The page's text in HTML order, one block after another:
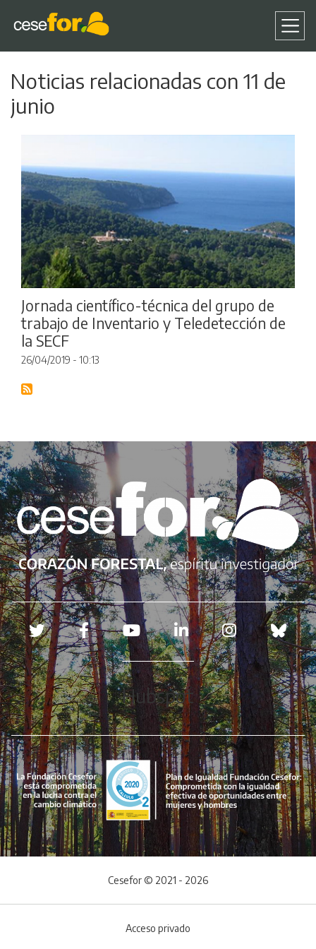
al
Noticias relacionadas con 11 de
junio
Jornada científico-técnica del grupo de
trabajo de Inventario y Teledetección de
la SECF
26/04/2019 - 10:13
Redes sociales
Hubspot
Cesefor © 2021 - 2026
Acceso privado